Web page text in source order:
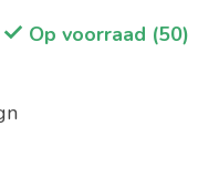
Op voorraad (50)